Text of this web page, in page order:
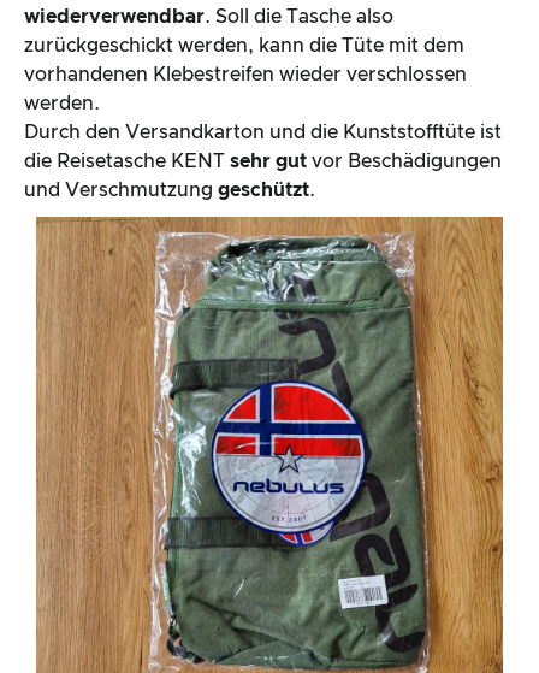
wiederverwendbar. Soll die Tasche also
zurückgeschickt werden, kann die Tüte mit dem
vorhandenen Klebestreifen wieder verschlossen
werden.
Durch den Versandkarton und die Kunststofftüte ist
die Reisetasche KENT sehr gut vor Beschädigungen
und Verschmutzung geschützt.